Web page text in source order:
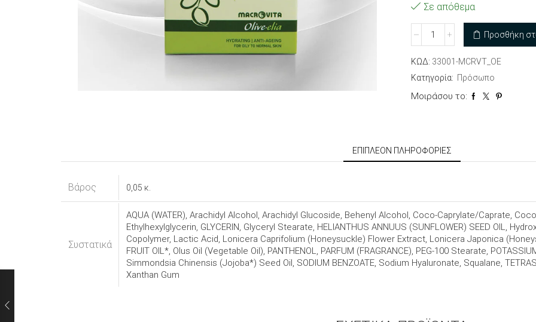
Σε απόθεμα
κρέμα
Προσθήκη
ΚΩΔ: 33001-MCRVT_OE
Κατηγορία: Πρόσωπο
Μοιράσου το:
ΕΠΙΠΛΈΟΝ ΠΛΗΡΟΦΟΡΊΕΣ
Βάρος 0,05 κ.
Συστατικά
AQUA (WATER), Arachidyl Alcohol, Arachidyl Glucoside, Behenyl Alcohol, Coco-Caprylate/Caprate,
Ethylhexylglycerin, GLYCERIN, Glyceryl Stearate, HELIANTHUS ANNUUS (SUNFLOWER) SEED OIL,
Copolymer, Lactic Acid, Lonicera Caprifolium (Honeysuckle) Flower Extract, Lonicera Japonica
FRUIT OIL*, Olus Oil (Vegetable Oil), PANTHENOL, PARFUM (FRAGRANCE), PEG-100 Stearate,
Simmondsia Chinensis (Jojoba*) Seed Oil, SODIUM BENZOATE, Sodium Hyaluronate, Squalane,
Xanthan Gum